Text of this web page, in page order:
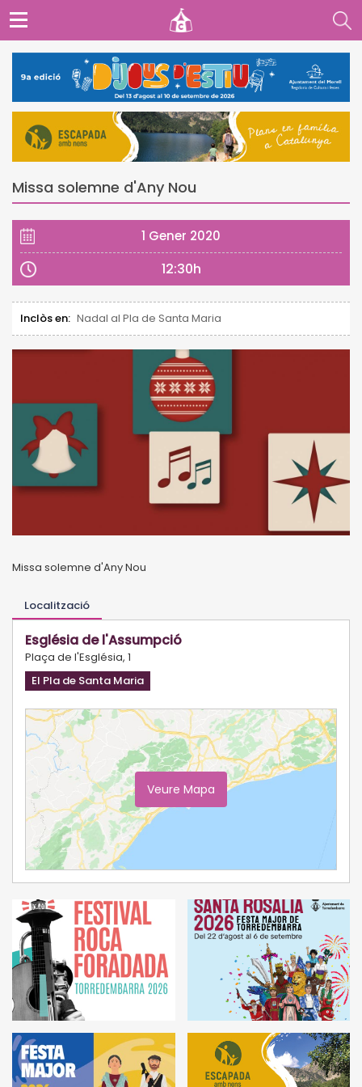
Missa solemne d'Any Nou
1 Gener 2020
12:30h
Inclòs en: Nadal al Pla de Santa Maria
Missa solemne d'Any Nou
Localització
Església de l'Assumpció
Plaça de l'Església, 1
El Pla de Santa Maria
Veure Mapa